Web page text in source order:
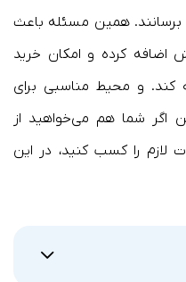
همین مسئله باعث
اضافه کرده و امکان خرید
و محیط مناسبی برای
اگر شما هم می‌خواهید از
لازم را کسب کنید، در این